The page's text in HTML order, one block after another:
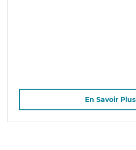
En Savoir Plus